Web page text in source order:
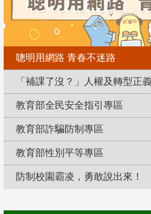
聰明用網路 青春不迷路
「補課了沒？」人權及轉型正
教育部全民安全指引專區
教育部詐騙防制專區
教育部性別平等專區
防制校園霸凌，勇敢說出來！